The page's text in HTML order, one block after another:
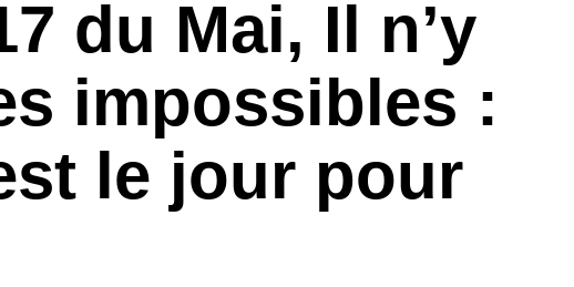
du Mai, Il n’y
impossibles :
le jour pour